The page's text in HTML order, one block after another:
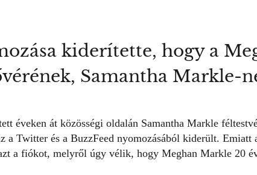
kiderítette, hogy a
Samantha Markle-
éveken át közösségi oldalán Samantha Markle
a Twitter és a BuzzFeed nyomozásából kiderült. Emiatt
a fiókot, melyről úgy vélik, hogy Meghan Markle 20